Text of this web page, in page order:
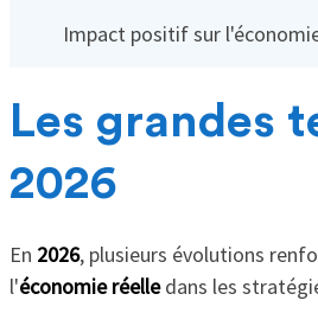
Impact positif sur
Les grandes
2026
En 2026, plusieurs évolutions
l'économie réelledans les